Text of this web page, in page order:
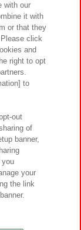
ポリシー
方針と検証結果
・お問い合わせ
with our
it with
or that they
click
and
right to opt
to
out
of
banner,
you
your
the link